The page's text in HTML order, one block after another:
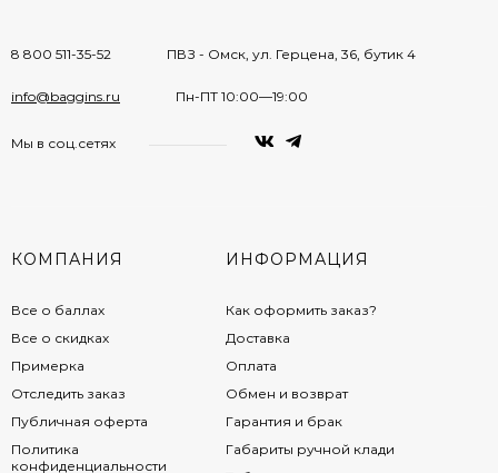
8 800 511-35-52 ПВЗ - Омск, ул. Герцена, 36, бутик 4
info@baggins.ru Пн-ПТ 10:00—19:00
Мы в соц.сетях
КОМПАНИЯ
Все о баллах
Все о скидках
Примерка
Отследить заказ
Публичная оферта
Политика
конфиденциальности
ИНФОРМАЦИЯ
Как оформить заказ?
Доставка
Оплата
Обмен и возврат
Гарантия и брак
Габариты ручной клади